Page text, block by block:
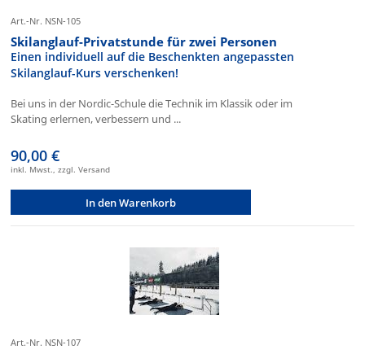
Art.-Nr. NSN-105
Skilanglauf-Privatstunde für zwei Personen
Einen individuell auf die Beschenkten angepassten
Skilanglauf-Kurs verschenken!
Bei uns in der Nordic-Schule die Technik im Klassik oder im
Skating erlernen, verbessern und ...
90,00 €
inkl. Mwst., zzgl. Versand
In den Warenkorb
Art.-Nr. NSN-107